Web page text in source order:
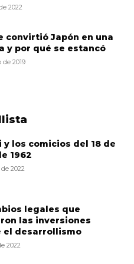
2022
convirtió Japón en una
y por qué se estancó
de 2019
y los comicios del 18 de
1962
2022
legales que
las inversiones
el desarrollismo
2022